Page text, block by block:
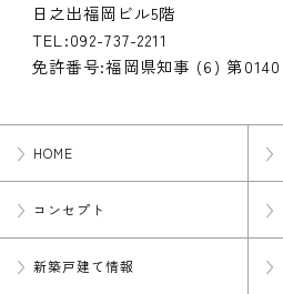
日之出福岡ビル5階
TEL:092-737-2211
免許番号:福岡県知事 (6) 第
HOME
コンセプト
新築戸建て情報